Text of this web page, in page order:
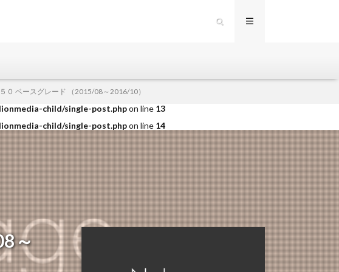
child/single-post.phpon line
child/single-post.phpon line 13
child/single-post.phpon line 14
～
０ ベースグレード （2015/08～2016/10）